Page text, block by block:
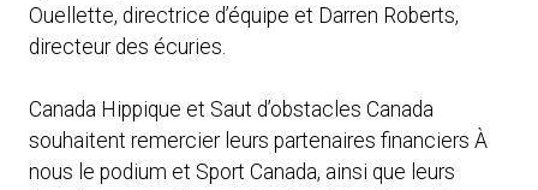
Ouellette, directrice d’équipe et Darren Roberts,
directeur des écuries.
Canada Hippique et Saut d’obstacles Canada
souhaitent remercier leurs partenaires financiers À
nous le podium et Sport Canada, ainsi que leurs